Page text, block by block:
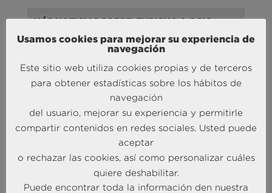
MÁS NOTICIAS SOBRE: TURISMO & OCIO
experiencias
MÁS NOTICIAS SOBRE: CUSTOMER
Usamos cookies para mejorar su experiencia de
navegación
Este sitio web utiliza cookies propias y de terceros
para obtener estadísticas sobre los hábitos de
navegación
del usuario, mejorar su experiencia y permitirle
compartir contenidos en redes sociales. Usted puede
aceptar
o rechazar las cookies, así como personalizar cuáles
quiere deshabilitar.
Puede encontrar toda la información den nuestra